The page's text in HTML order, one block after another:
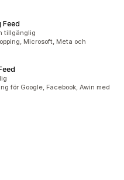
Feed
tillgänglig
Microsoft, Meta och
för Google, Facebook, Awin med